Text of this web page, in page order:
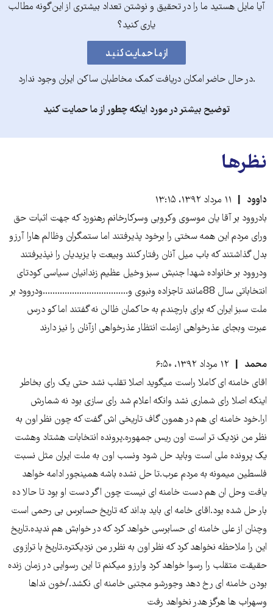
آیا مایل هستید ما را در تحقیق و نوشتن تعداد بیشتری از این‌گونه مطالب
یاری کنید؟
.در حال حاضر امکان دریافت کمک مخاطبان ساکن ایران وجود ندارد
توضیح بیشتر در مورد اینکه چطور از ما حمایت کنید
نظرها
داوود
۱۱ مرداد ۱۳۹۲، ۱۳:۱۵
بادروود بر آقا یان موسوی وکروبی وسرکارخانم رهنورد که جهت اثبات حق
ورای مردم این همه سختی را برخود پذیرفتند اما ستمگران وظالم هارا آرزو
بدل گذاشتند که باب میل آنان رفتار کنند وبیعت با یزیدیان را نپذیرفتند
ودروود بر خانواده شهدا جنبش سبز وخیل عظیم زندانیان سیاسی کودتای
انتخاباتی سال 88مانند تاجزاده ونبوی و...................................ودروود بر
ملت سبز ایران که برای بارچندم به حاکمان ظالن نه گفتند اما کو درس
عبرت وبجای عذرخواهی ازملت انتظار عذرخواهی ازآنان را نیز دارند
محمد
۱۲ مرداد ۱۳۹۲، ۶:۵۰
اقای خامنه ای کاملا راست میگوید اصلا تقلب نشد حتی یک رای بخاطر
اینکه اصلا رای شماری نشد وانکه اعلام شد رای سازی بود نه شمارش
ارا.خود خامنه ای هم در همون گاف تاریخی اش گفت که چون نظر اون به
نظر من نزدیک تر است اون ریس جمهوره.پرونده انتخابات هشتاد وهشت
یک پرونده ملی است وباید حل شود ونسب اون به ملت ایران مثل نسبت
فلسطین میمونه به مردم عرب.تا حل نشده باشه همینجور ادامه خواهد
یافت وحل ان هم دست خامنه ای نیست چون اگر دست او بود تا حالا ده
بار حل شده بود.اقای خامه ای باید بداند که تاریخ حسابرس بی رحمی است
وچنان از علی خامنه ای حسابرسی خواهد کرد که در خوابش هم ندیده.تاریخ
این را ملاحظه نخواهد کرد که نظر اون به نظرر من نزدیکتره.تاریخ با ترازوی
حقیقت متقلب را رسوا خواهد کرد وارزو میکنم تا این رسوایی در زمان زنده
بودن خامنه ای رخ دهد وجورشو مجتبی خامنه ای نکشد./خون نداها
وسهراب ها هرگز هدر نخواهد رفت